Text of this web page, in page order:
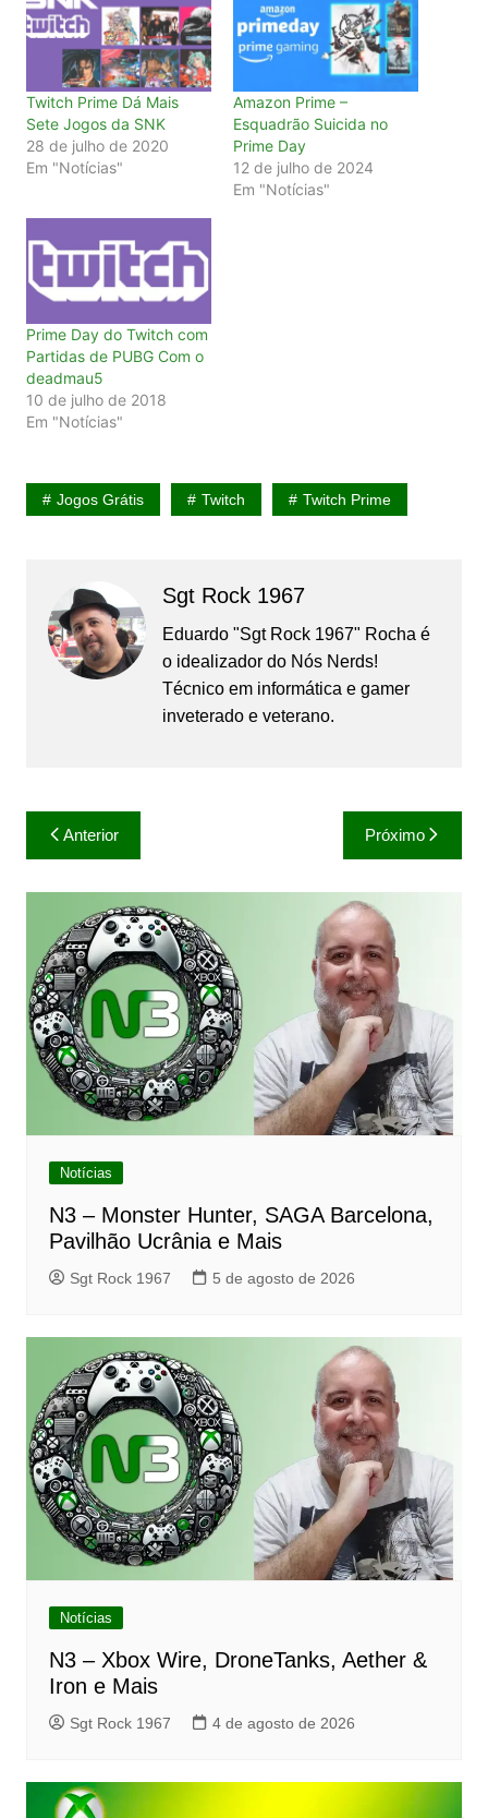
Twitch Prime Dá Mais
Sete Jogos da SNK
28 de julho de 2020
Em "Notícias"
Amazon Prime –
Esquadrão Suicida no
Prime Day
12 de julho de 2024
Em "Notícias"
Prime Day do Twitch com
Partidas de PUBG Com o
deadmau5
10 de julho de 2018
Em "Notícias"
Jogos Grátis Twitch Twitch Prime
Sgt Rock 1967
Eduardo "Sgt Rock 1967" Rocha é
o idealizador do Nós Nerds!
Técnico em informática e gamer
inveterado e veterano.
Navegação
de
Post
Anterior Próximo
Notícias
N3 – Monster Hunter, SAGA Barcelona,
Pavilhão Ucrânia e Mais
Sgt Rock 1967 5 de agosto de 2026
Notícias
N3 – Xbox Wire, DroneTanks, Aether &
Iron e Mais
Sgt Rock 1967 4 de agosto de 2026